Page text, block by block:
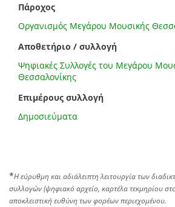
Πάροχος
Οργανισμός Μεγάρου Μουσικής
Αποθετήριο / συλλογή
Ψηφιακές Συλλογές του Μεγάρου
Θεσσαλονίκης
Επιμέρους συλλογή
Δημοσιεύματα
*Η εύρυθμη και αδιάλειπτη λειτουργία των
συλλογών (ψηφιακό αρχείο, καρτέλα τεκμηρίου
αποκλειστική ευθύνη των φορέων περιεχομένου.